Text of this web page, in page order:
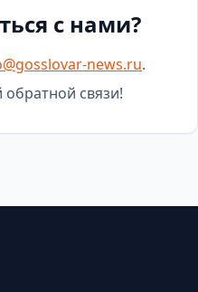
с нами?
news.ru.
связи!